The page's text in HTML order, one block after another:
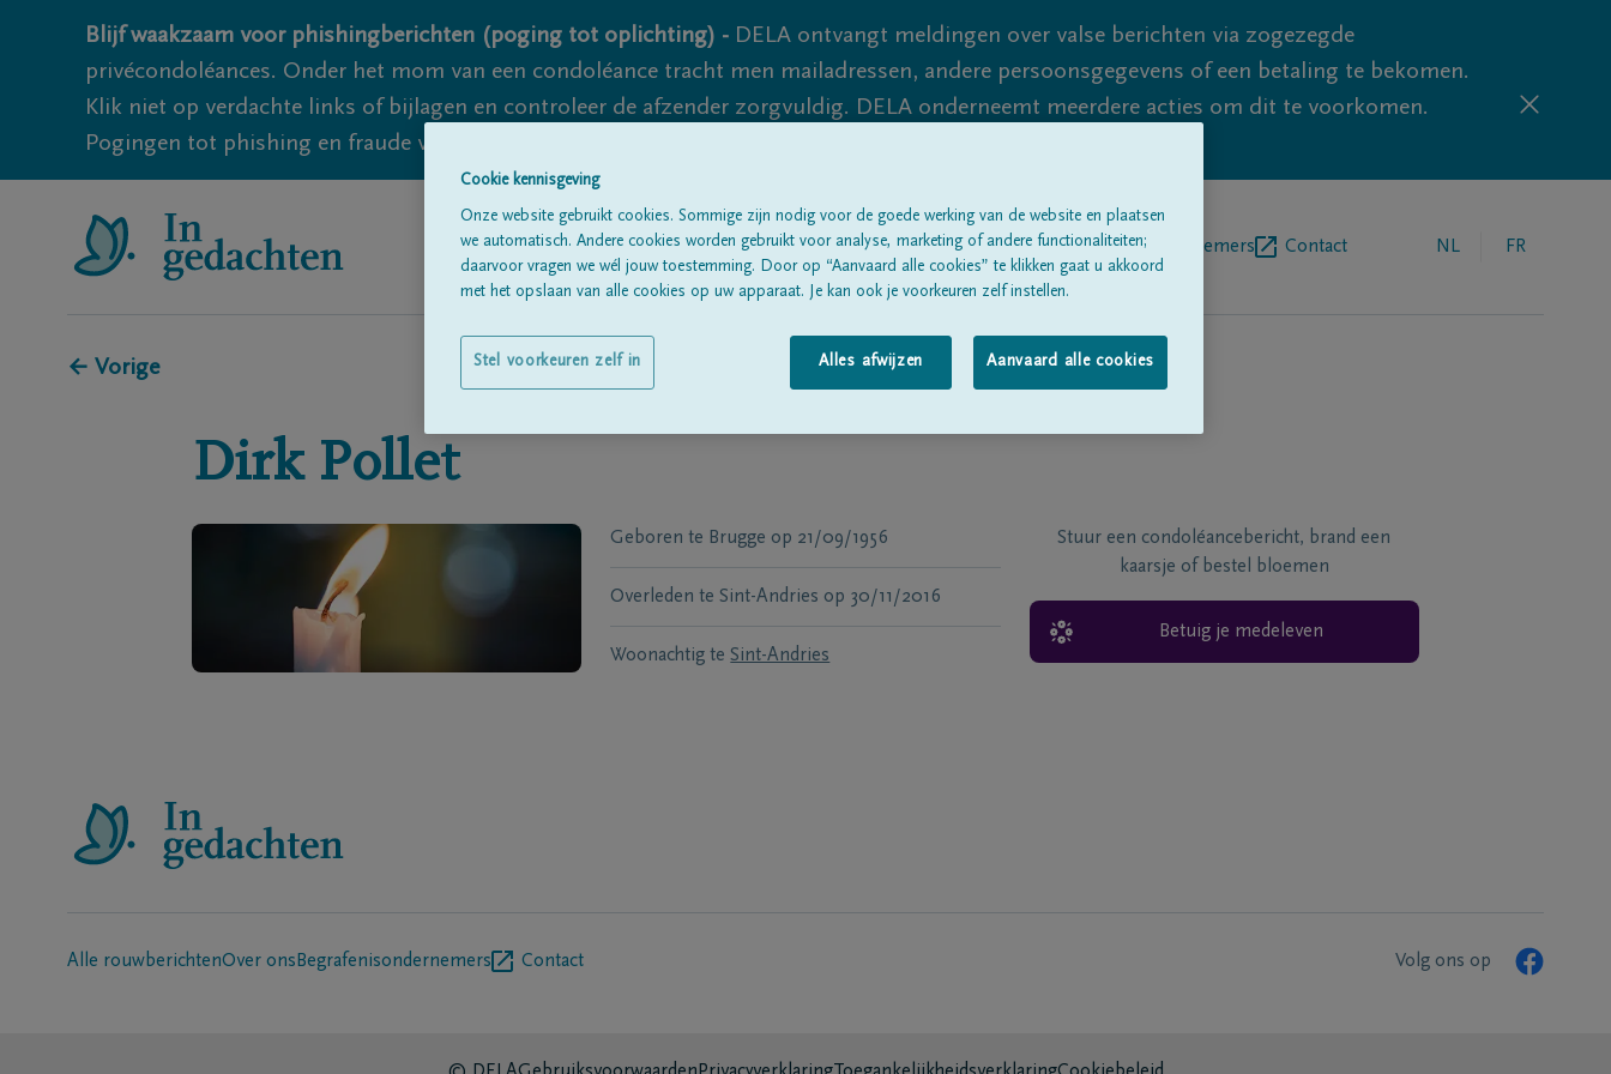
Blijf waakzaam voor phishingberichten (poging tot oplichting) - DELA ontvangt meldingen over valse berichten via zogezegde
privécondoléances. Onder het mom van een condoléance tracht men mailadressen, andere persoonsgegevens of een betaling te bekomen.
Klik niet op verdachte links of bijlagen en controleer de afzender zorgvuldig. DELA onderneemt meerdere acties om dit te voorkomen.
Pogingen tot phishing en fraude vallen echter nooit volledig uit te sluiten, dus blijf waakzaam.
Alle rouwberichten Over onsBegrafenisondernemers Contact NL FR
← Vorige
Dirk Pollet
Geboren te Brugge op 21/09/1956
Overleden te Sint-Andries op 30/11/2016
Woonachtig te Sint-Andries
Stuur een condoléancebericht, brand een
kaarsje of bestel bloemen
Betuig je medeleven
Alle rouwberichtenOver ons Begrafenisondernemers Contact Volg ons op
Cookie kennisgeving
Onze website gebruikt cookies. Sommige zijn nodig voor de goede werking van de website en plaatsen
we automatisch. Andere cookies worden gebruikt voor analyse, marketing of andere functionaliteiten;
daarvoor vragen we wél jouw toestemming. Door op “Aanvaard alle cookies” te klikken gaat u akkoord
met het opslaan van alle cookies op uw apparaat. Je kan ook je voorkeuren zelf instellen.
Alles afwijzen Aanvaard alle cookies
Stel voorkeuren zelf in